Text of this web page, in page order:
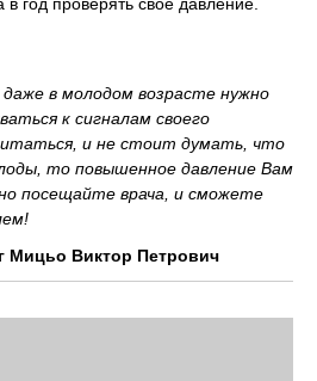
в молодом возрасте нужно
к сигналам своего
и не стоит думать, что
то повышенное давление Вам
посещайте врача, и сможете
Мицьо Виктор Петрович